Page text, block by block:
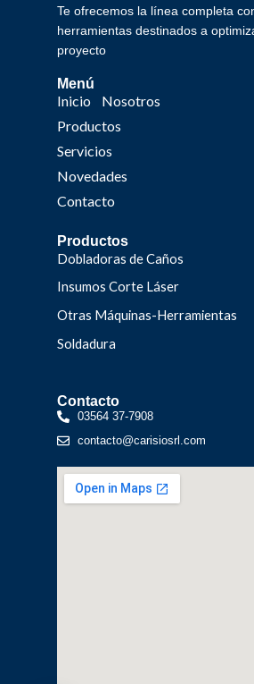
Te ofrecemos la línea completa
herramientas destinados a
proyecto
Menú
Inicio
Nosotros
Productos
Servicios
Novedades
Contacto
Productos
Dobladoras de Caños
Insumos Corte Láser
Otras Máquinas-Herramientas
Soldadura
Contacto
03564 37-7908
contacto@carisiosrl.com